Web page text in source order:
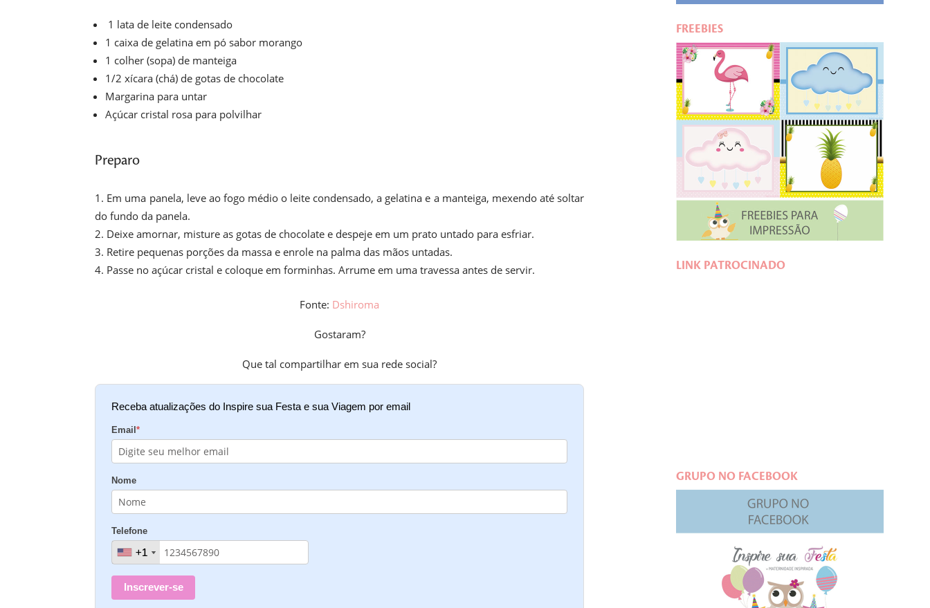
1 lata de leite condensado
1 caixa de gelatina em pó sabor morango
1 colher (sopa) de manteiga
1/2 xícara (chá) de gotas de chocolate
Margarina para untar
Açúcar cristal rosa para polvilhar
Preparo
Em uma panela, leve ao fogo médio o leite condensado, a gelatina e a manteiga, mexendo até soltar
do fundo da panela.
Deixe amornar, misture as gotas de chocolate e despeje em um prato untado para esfriar.
Retire pequenas porções da massa e enrole na palma das mãos untadas.
Passe no açúcar cristal e coloque em forminhas. Arrume em uma travessa antes de servir.
Fonte: Dshiroma
Gostaram?
Que tal compartilhar em sua rede social?
Receba atualizações do Inspire sua Festa e sua Viagem por email
Email*
Nome
Telefone
+1
+1
Inscrever-se
FREEBIES
LINK PATROCINADO
GRUPO NO FACEBOOK